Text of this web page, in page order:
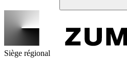
Siège régional